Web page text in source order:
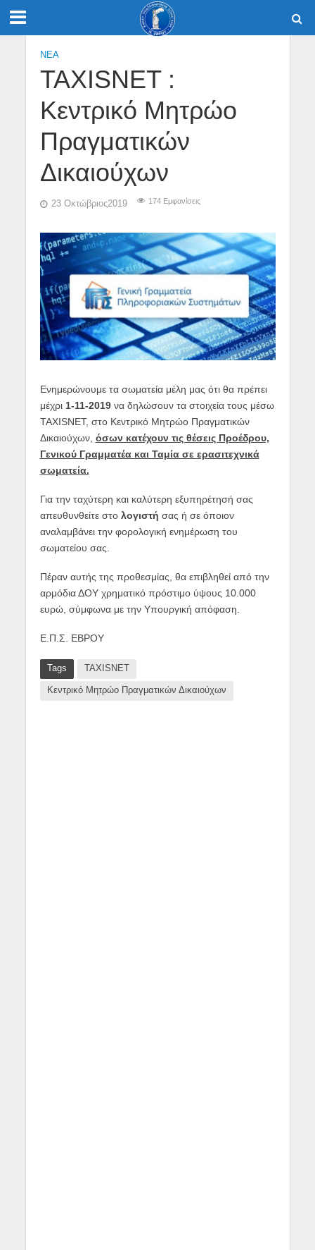
NEA
TAXISNET :
Κεντρικό Μητρώο
Πραγματικών
Δικαιούχων
23 Οκτώβριος2019 174 Εμφανίσεις
Ενημερώνουμε τα σωματεία μέλη μας ότι θα πρέπει
μέχρι 1-11-2019να δηλώσουν τα στοιχεία τους μέσω
TAXISNET, στο Κεντρικό Μητρώο Πραγματικών
Δικαιούχων, όσων κατέχουν τις θέσεις Προέδρου,
Γενικού Γραμματέα και Ταμία σε ερασιτεχνικά
σωματεία.
Για την ταχύτερη και καλύτερη εξυπηρέτησή σας
απευθυνθείτε στο λογιστή σας ή σε όποιον
αναλαμβάνει την φορολογική ενημέρωση του
σωματείου σας.
Πέραν αυτής της προθεσμίας, θα επιβληθεί από την
αρμόδια ΔΟΥ χρηματικό πρόστιμο ύψους 10.000
ευρώ, σύμφωνα με την Υπουργική απόφαση.
Ε.Π.Σ. ΕΒΡΟΥ
Tags TAXISNET
Κεντρικό Μητρώο Πραγματικών Δικαιούχων